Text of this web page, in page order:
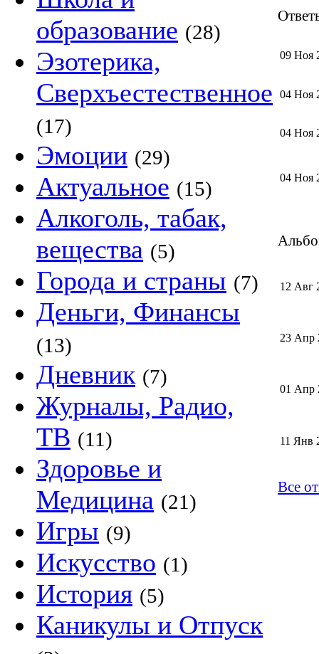
образование (28)
Эзотерика,
Сверхъестественное
(17)
Эмоции (29)
Актуальное (15)
Алкоголь, табак,
вещества (5)
Города и страны (7)
Деньги, Финансы
(13)
Дневник (7)
Журналы, Радио,
ТВ (11)
Здоровье и
Медицина (21)
Игры (9)
Искусство (1)
История (5)
Каникулы и Отпуск
09 Ноя
04 Ноя
04 Ноя
04 Ноя
12 Авг
23 Апр
01 Апр
11 Янв
Все